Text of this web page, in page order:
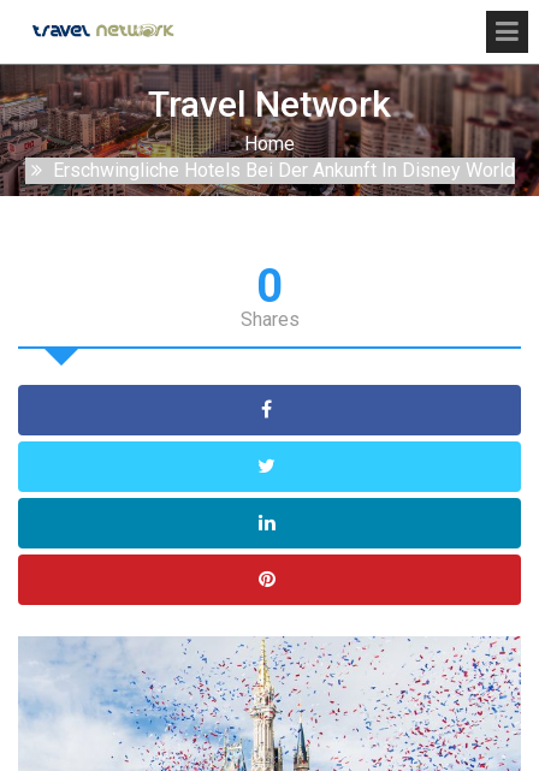
Travel Network
Home
Erschwingliche Hotels Bei Der Ankunft In Disney World
0
Shares